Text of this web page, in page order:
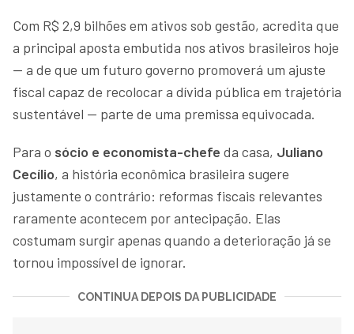
Com R$ 2,9 bilhões em ativos sob gestão, acredita que
a principal aposta embutida nos ativos brasileiros hoje
— a de que um futuro governo promoverá um ajuste
fiscal capaz de recolocar a dívida pública em trajetória
sustentável — parte de uma premissa equivocada.
Para o sócio e economista-chefe da casa, Juliano
Cecílio, a história econômica brasileira sugere
justamente o contrário: reformas fiscais relevantes
raramente acontecem por antecipação. Elas
costumam surgir apenas quando a deterioração já se
tornou impossível de ignorar.
CONTINUA DEPOIS DA PUBLICIDADE